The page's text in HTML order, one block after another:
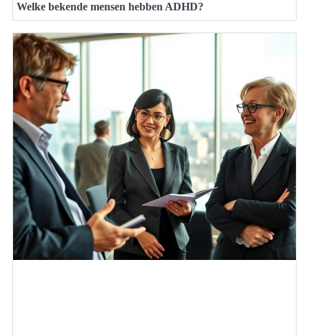
Welke bekende mensen hebben ADHD?